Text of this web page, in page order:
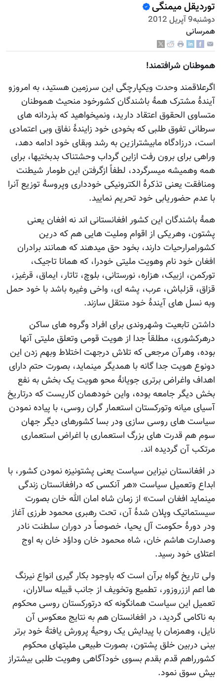
میمنگی
شرافتمند!
وحدت ویکپارچگی این سرزمین هستید، به امروزو
مشترک همۀ باشندگان کشورخود منحیث هموطنان
الحقوق اعتقاد دارید، ونمیخواهید که بذردانه های
تفوق طلبی که بخودی خود زایندۀ نفاق وبی اعتمادی
مابیشترازین به رشد وبقای خود ادامه دهد،
برون رفت ازاین گرداب وحشتناک بدبختیها، برای
میسرگردد، لطفاً ازگرفتن این طومار شیطنت
یعنی تذکرۀ الکترونیکی خودداری وپروسۀ توزیع آنرا
حضوریابی خود تحریم نمایید.
این کشور افغانستانی اند نه افغان یعنی
وهریکی از اقوام وملیت هایی هم که درین
دارند، بخود حق میدهند که همانند برادران
نام وهویت ملیتی خودرا، که همانا تاجیک،
ازبیک، هزاره، نورستانی، بلوچ، تاتار، ایماق، قرغیز،
عرب، پشه ای، واخی وغیره باشد با خود حمل
های آیندۀ خود منتقل سازند.
وشهروندی برای افراد وگروه های ساکن
مطلقاً جدا از هویت قومی وتعلق ملیتی آنها
مرجعی که تلاش درجهت اختلاط وبهم زدن این
جدا گانه با همدیگر مینماید، بصورت حتم دارای
واغراض برتری جویانۀ محو هویت یک بخش به نفع
جامعه بوده، واین خودهمان کاریست که درتاریخ
وتورکستان استعمار گران روسی، با پیاده نمودن
های روسی سازی ودر بسا کشورهای دیگر جهان
قدرت های بزرگ استعماری با اغراض استعماری
گردیده اند.
نیزاین سیاست یعنی پشتونیزه نمودن کشور، با
سیاست «هر آنکسی که درافغانستان زندگی
افغان است» از زمان شاه امان الله خان بصورت
وپلان شدۀ آن، تحت رهبری محمود طرزی آغاز
حکومت آل یحیا، خصوصاً در دوران سلطنت نادر
هاشم خان، شاه محمود خان وداؤد خان به اوج
خود رسید.
گواه برآن است که باوجود بکار گیری انواع نیرنگ
تطمیع وتخویف از جانب قبیله سالاران،
این سیاست همانگونه که درتورکستان روسی محکوم
گردید، در افغانستان هم به نتایج معکوس آن
با پیدایش یک روحیۀ پرورش یافتۀ خود برتر
خلق پشتون، بصورت طبیعی ملیتهای محکوم
قدم بقدم بسوی خودآگاهی وهویت طلبی بیشتراز
نمود.